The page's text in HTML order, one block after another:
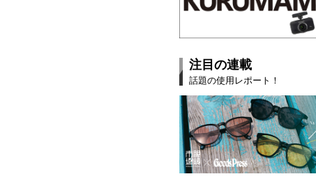
注目の連載
話題の使用レポート！